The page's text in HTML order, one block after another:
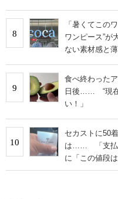
8
「暑くてこの
ワンピース”
ない素材感と
9
食べ終わった
日後…… “現在
い！」
10
セカストに50
は…… 「支払
に「この値段は